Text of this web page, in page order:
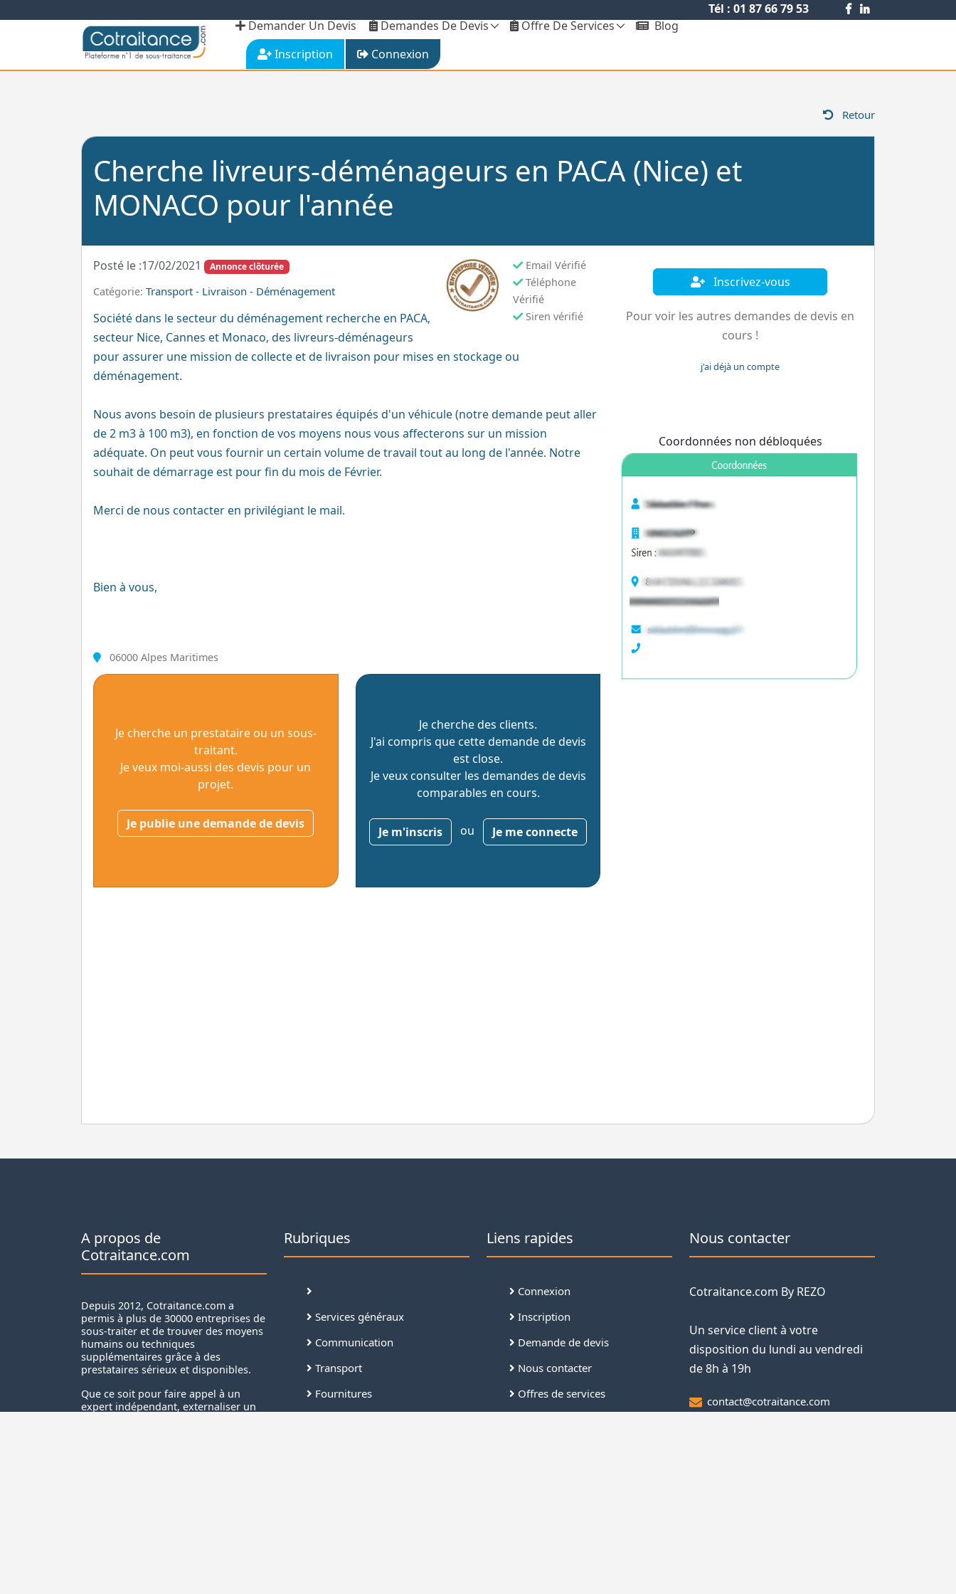
Tél : 01 87 66 79 53
Demander Un Devis
Demandes De Devis Offre De Services
Blog
Inscription
Connexion
Retour
Cherche livreurs-déménageurs en PACA (Nice) et
MONACO pour l'année
Posté le :17/02/2021 Annonce clôturée
Email Vérifié
Téléphone
Vérifié
Siren vérifié
Catégorie: Transport - Livraison - Déménagement
Société dans le secteur du déménagement recherche en PACA,
secteur Nice, Cannes et Monaco, des livreurs-déménageurs
pour assurer une mission de collecte et de livraison pour mises en stockage ou
déménagement.
Nous avons besoin de plusieurs prestataires équipés d'un véhicule (notre demande peut aller
de 2 m3 à 100 m3), en fonction de vos moyens nous vous affecterons sur un mission
adéquate. On peut vous fournir un certain volume de travail tout au long de l'année. Notre
souhait de démarrage est pour fin du mois de Février.
Merci de nous contacter en privilégiant le mail.
Bien à vous,
06000 Alpes Maritimes
Je cherche un prestataire ou un sous-
traitant.
Je veux moi-aussi des devis pour un
projet.
Je publie une demande de devis
Je cherche des clients.
J'ai compris que cette demande de devis
est close.
Je veux consulter les demandes de devis
comparables en cours.
Je m'inscris ou Je me connecte
Inscrivez-vous
Pour voir les autres demandes de devis en
cours !
j'ai déjà un compte
Coordonnées non débloquées
A propos de
Cotraitance.com
Depuis 2012, Cotraitance.com a
permis à plus de 30000 entreprises de
sous-traiter et de trouver des moyens
humains ou techniques
supplémentaires grâce à des
prestataires sérieux et disponibles.
Que ce soit pour faire appel à un
expert indépendant, externaliser un
Rubriques
Services généraux
Communication
Transport
Fournitures
Liens rapides
Connexion
Inscription
Demande de devis
Nous contacter
Offres de services
Nous contacter
Cotraitance.com By REZO
Un service client à votre
disposition du lundi au vendredi
de 8h à 19h
contact@cotraitance.com